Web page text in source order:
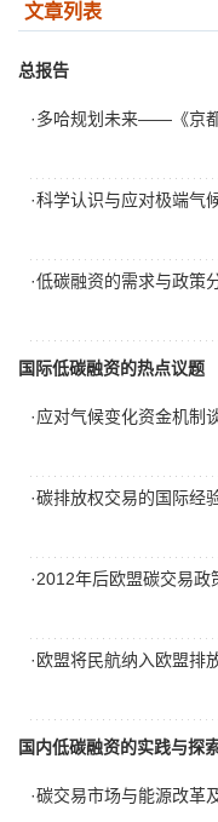
文章列表
总报告
·多哈规划未来——《京
·科学认识与应对极端气
·低碳融资的需求与政策
国际低碳融资的热点议题
·应对气候变化资金机制
·碳排放权交易的国际经
·2012年后欧盟碳交易政
·欧盟将民航纳入欧盟排
国内低碳融资的实践与探
·碳交易市场与能源改革